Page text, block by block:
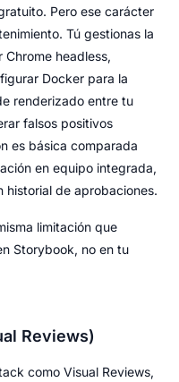
Pero ese carácter
Tú gestionas la
headless,
Docker para la
renderizado entre tu
falsos positivos
es básica comparada
en equipo integrada,
historial de aprobaciones.
limitación que
Storybook, no en tu
Reviews)
como Visual Reviews,